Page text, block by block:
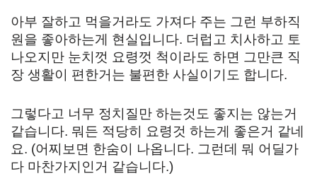
아부 잘하고 먹을거라도 가져다 주는 그런 부하직
원을 좋아하는게 현실입니다. 더럽고 치사하고 토
나오지만 눈치껏 요령껏 척이라도 하면 그만큰 직
장 생활이 편한거는 불편한 사실이기도 합니다.
그렇다고 너무 정치질만 하는것도 좋지는 않는거
같습니다. 뭐든 적당히 요령것 하는게 좋은거 같네
요. (어찌보면 한숨이 나옵니다. 그런데 뭐 어딜가
다 마찬가지인거 같습니다.)